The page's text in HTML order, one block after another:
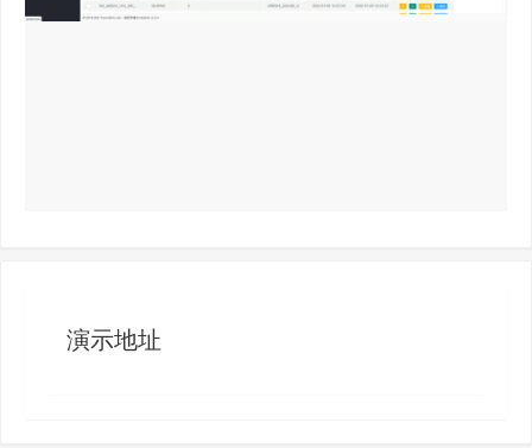
演示地址